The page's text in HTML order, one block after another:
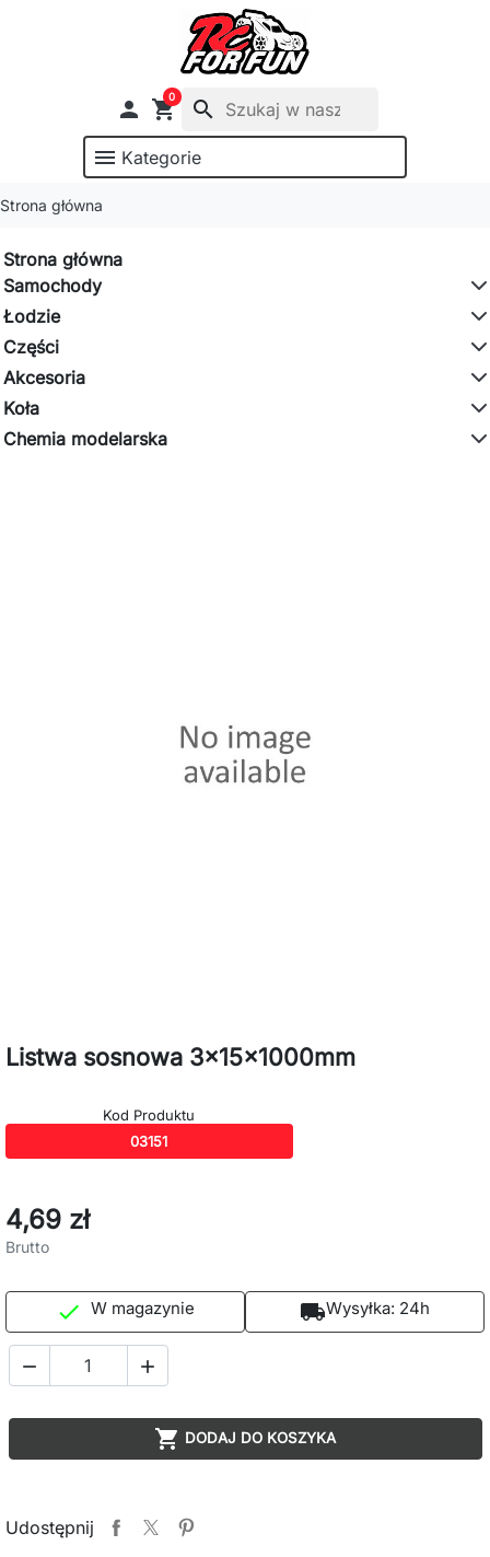
 shopping_cart
0
search
menu Kategorie
Strona główna
Strona główna
Samochody
Łodzie
Części
Akcesoria
Koła
Chemia modelarska
Listwa sosnowa 3x15x1000mm
Kod Produktu
03151
4,69 zł
Brutto
 W magazynie local_shippingWysyłka: 24h
 
 DODAJ DO KOSZYKA
Udostępnij